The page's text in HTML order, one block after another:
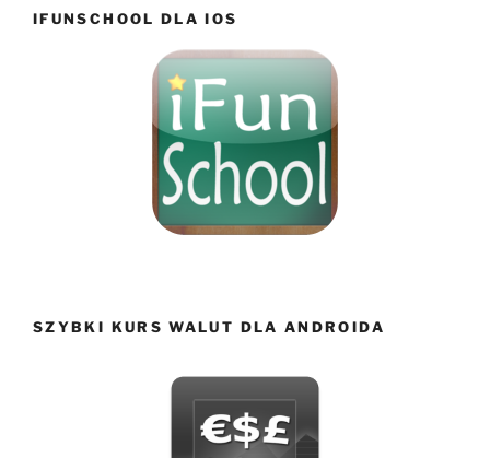
IFUNSCHOOL DLA IOS
SZYBKI KURS WALUT DLA ANDROIDA